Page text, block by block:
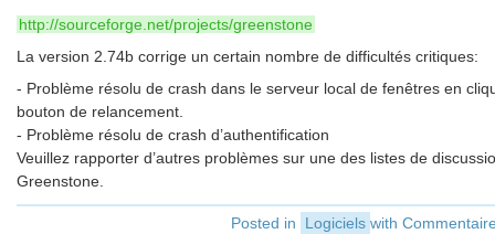
http://sourceforge.net/projects/greenstone
La version 2.74b corrige un certain nombre de difficultés critiques:
- Problème résolu de crash dans le serveur local de fenêtres en
bouton de relancement.
- Problème résolu de crash d’authentification
Veuillez rapporter d’autres problèmes sur une des listes de
Greenstone.
Posted in Logiciels with